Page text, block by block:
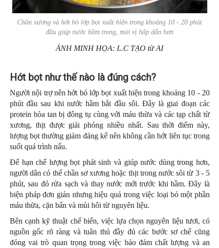
Chần xương và hớt bỏ lớp bọt xuất hiện trong khoảng 10 - 20 phút
đầu giúp nước hầm trong, mùi vị hấp dẫn hơn
ẢNH MINH HỌA: L.C TẠO từ AI
Hớt bọt như thế nào là đúng cách?
Người nội trợ nên hớt bỏ lớp bọt xuất hiện trong khoảng 10 - 20
phút đầu sau khi nước hầm bắt đầu sôi. Đây là giai đoạn các
protein hòa tan bị đông tụ cùng với máu thừa và các tạp chất từ
xương, thịt được giải phóng nhiều nhất. Sau thời điểm này,
lượng bọt thường giảm đáng kể nên không cần hớt liên tục trong
suốt quá trình nấu.
Để hạn chế lượng bọt phát sinh và giúp nước dùng trong hơn,
người dân có thể chần sơ xương hoặc thịt trong nước sôi từ 3 - 5
phút, sau đó rửa sạch và thay nước mới trước khi hầm. Đây là
biện pháp đơn giản nhưng hiệu quả trong việc loại bỏ một phần
máu thừa, cặn bẩn và mùi hôi từ nguyên liệu.
Bên cạnh kỹ thuật chế biến, việc lựa chọn nguyên liệu tươi, có
nguồn gốc rõ ràng và tuân thủ đầy đủ các bước sơ chế cũng
đóng vai trò quan trọng trong việc bảo đảm chất lượng và an